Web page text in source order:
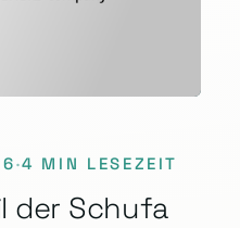
·4 MIN LESEZEIT
der Schufa